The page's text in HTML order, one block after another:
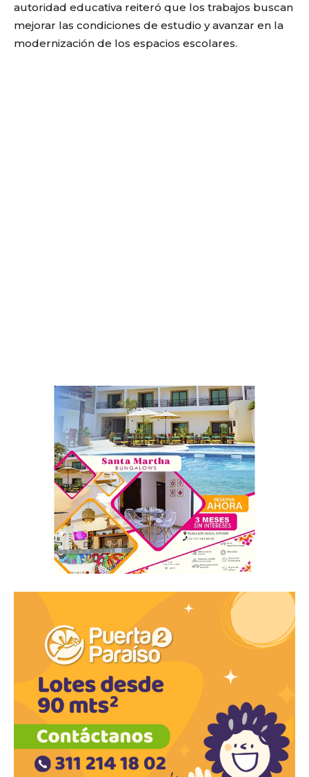
autoridad educativa reiteró que los trabajos buscan
mejorar las condiciones de estudio y avanzar en la
modernización de los espacios escolares.